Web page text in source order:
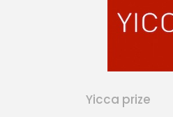
Yicca prize